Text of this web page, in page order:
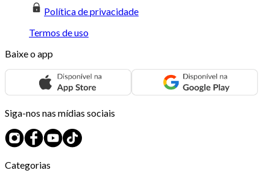
Política de privacidade
Termos de uso
Baixe o app
Siga-nos nas mídias sociais
Categorias